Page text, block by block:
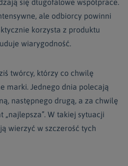
się długofalowe współprace.
ale odbiorcy powinni
korzysta z produktu
wiarygodność.
twórcy, którzy co chwilę
marki. Jednego dnia polecają
następnego drugą, a za chwilę
„najlepsza”. W takiej sytuacji
wierzyć w szczerość tych